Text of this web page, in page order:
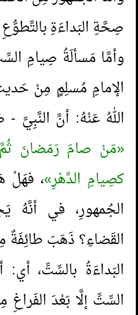
صِحَّةِ البَداءَةِ
وأمَّا مَسألَةُ صِيامِ
الإمامِ مُسلِمٍ مِنْ
اللهُ عَنْهُ: أنَّ النَّبِيَّ
«مَنْ صامَ رَمَضانَ
كصِيامِ الدَّهْرِ»، فهَلْ
الجُمهورِ، في أنَّهُ
القَضاءِ؟ ذَهَبَ طائِفَةٌ
البَداءَةُ بالسِّتِّ،
السِّتِّ إلَّا بَعْدَ الفَراغِ